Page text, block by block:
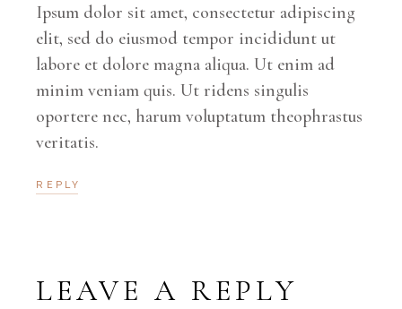
Ipsum dolor sit amet, consectetur adipiscing
elit, sed do eiusmod tempor incididunt ut
labore et dolore magna aliqua. Ut enim ad
minim veniam quis. Ut ridens singulis
oportere nec, harum voluptatum theophrastus
veritatis.
REPLY
LEAVE A REPLY